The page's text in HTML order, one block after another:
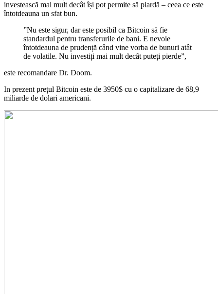
investească mai mult decât își pot permite să piardă – ceea ce este
întotdeauna un sfat bun.
”Nu este sigur, dar este posibil ca Bitcoin să fie
standardul pentru transferurile de bani. E nevoie
întotdeauna de prudență când vine vorba de bunuri atât
de volatile. Nu investiți mai mult decât puteți pierde”,
este recomandare Dr. Doom.
In prezent prețul Bitcoin este de 3950$ cu o capitalizare de 68,9
miliarde de dolari americani.